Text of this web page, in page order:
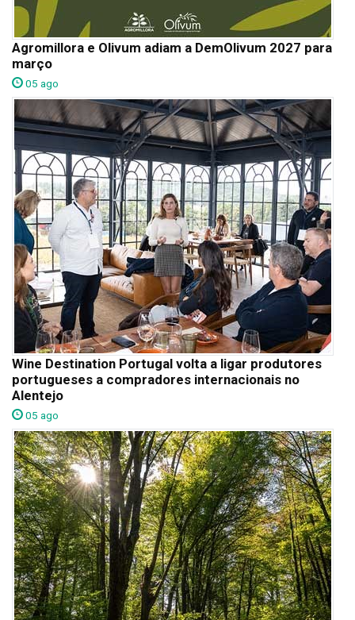
Agromillora e Olivum adiam a DemOlivum 2027 para
março
05 ago
Wine Destination Portugal volta a ligar produtores
portugueses a compradores internacionais no
Alentejo
05 ago